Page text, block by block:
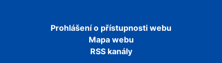
Prohlášení o přístupnosti webu
Mapa webu
RSS kanály